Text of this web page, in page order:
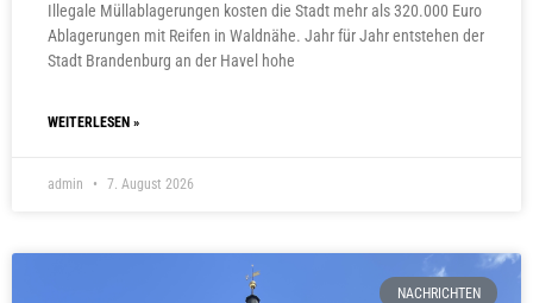
Illegale Müllablagerungen kosten die Stadt mehr als 320.000 Euro
Ablagerungen mit Reifen in Waldnähe. Jahr für Jahr entstehen der
Stadt Brandenburg an der Havel hohe
WEITERLESEN »
admin 7. August 2026
NACHRICHTEN